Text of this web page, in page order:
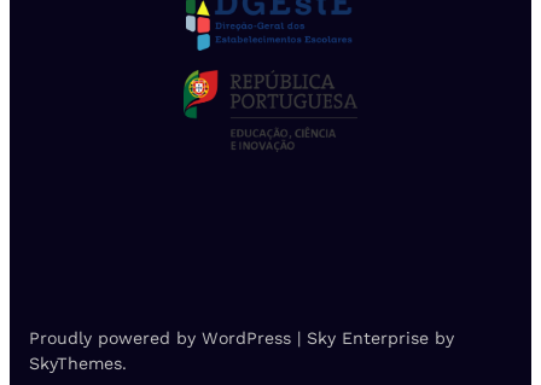
Proudly powered by WordPress | Sky Enterprise by
SkyThemes.